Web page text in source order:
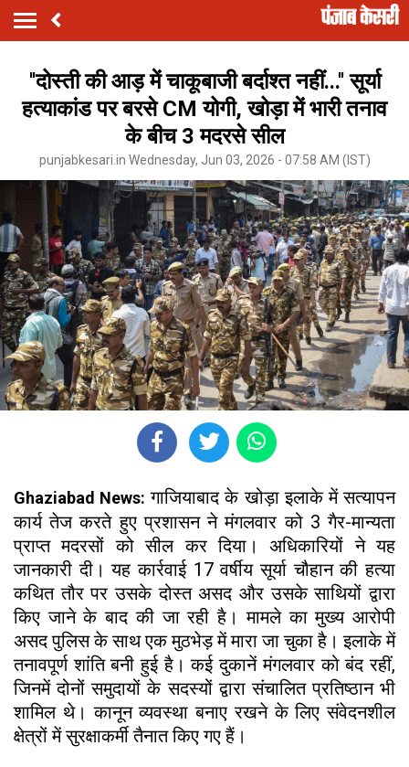
''दोस्ती की आड़ में चाकूबाजी बर्दाश्त नहीं...'' सूर्या
हत्याकांड पर बरसे CM योगी, खोड़ा में भारी तनाव
के बीच 3 मदरसे सील
punjabkesari.in Wednesday, Jun 03, 2026 - 07:58 AM (IST)
Ghaziabad News: गाजियाबाद के खोड़ा इलाके में सत्यापन
कार्य तेज करते हुए प्रशासन ने मंगलवार को 3 गैर-मान्यता
प्राप्त मदरसों को सील कर दिया। अधिकारियों ने यह
जानकारी दी। यह कार्रवाई 17 वर्षीय सूर्या चौहान की हत्या
कथित तौर पर उसके दोस्त असद और उसके साथियों द्वारा
किए जाने के बाद की जा रही है। मामले का मुख्य आरोपी
असद पुलिस के साथ एक मुठभेड़ में मारा जा चुका है। इलाके में
तनावपूर्ण शांति बनी हुई है। कई दुकानें मंगलवार को बंद रहीं,
जिनमें दोनों समुदायों के सदस्यों द्वारा संचालित प्रतिष्ठान भी
शामिल थे। कानून व्यवस्था बनाए रखने के लिए संवेदनशील
क्षेत्रों में सुरक्षाकर्मी तैनात किए गए हैं।